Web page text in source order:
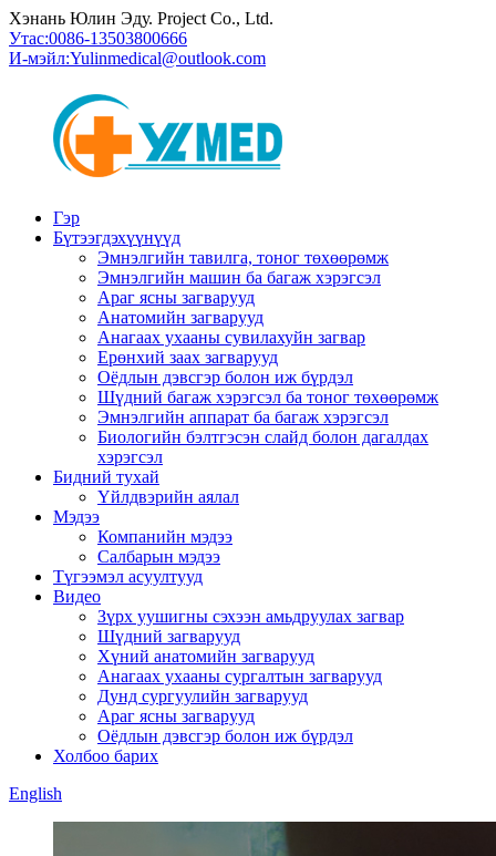
Хэнань Юлин Эду. Project Co., Ltd.
Утас:0086-13503800666
И-мэйл:Yulinmedical@outlook.com
Гэр
Бүтээгдэхүүнүүд
Эмнэлгийн тавилга, тоног төхөөрөмж
Эмнэлгийн машин ба багаж хэрэгсэл
Араг ясны загварууд
Анатомийн загварууд
Анагаах ухааны сувилахуйн загвар
Ерөнхий заах загварууд
Оёдлын дэвсгэр болон иж бүрдэл
Шүдний багаж хэрэгсэл ба тоног төхөөрөмж
Эмнэлгийн аппарат ба багаж хэрэгсэл
Биологийн бэлтгэсэн слайд болон дагалдах
хэрэгсэл
Бидний тухай
Үйлдвэрийн аялал
Мэдээ
Компанийн мэдээ
Салбарын мэдээ
Түгээмэл асуултууд
Видео
Зүрх уушигны сэхээн амьдруулах загвар
Шүдний загварууд
Хүний анатомийн загварууд
Анагаах ухааны сургалтын загварууд
Дунд сургуулийн загварууд
Араг ясны загварууд
Оёдлын дэвсгэр болон иж бүрдэл
Холбоо барих
English